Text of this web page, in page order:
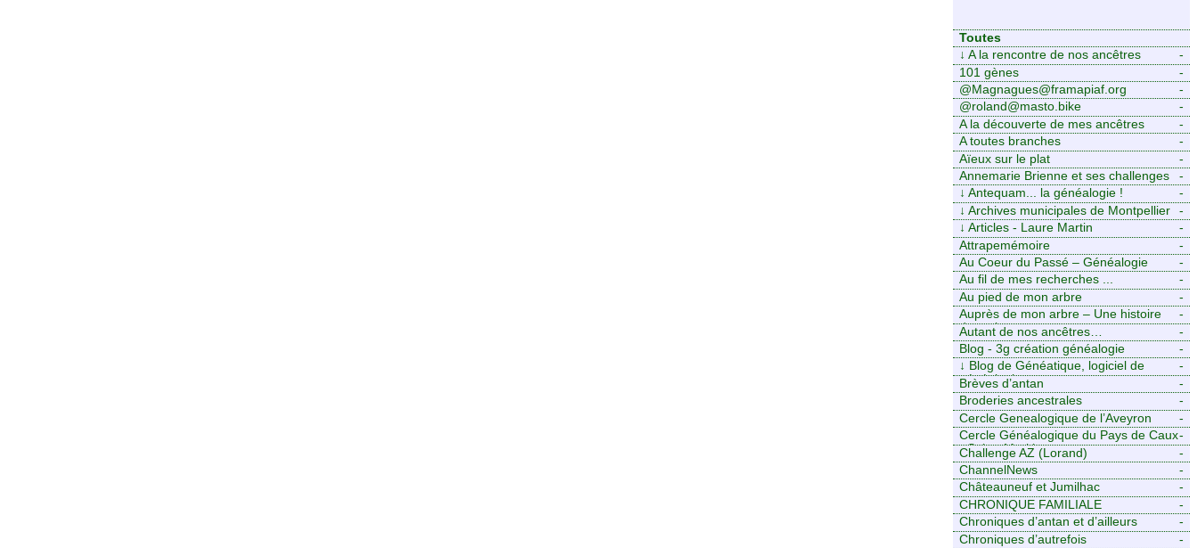
Toutes
-
↓ A la rencontre de nos ancêtres
-
101 gènes
-
@Magnagues@framapiaf.org
-
@roland@masto.bike
-
A la découverte de mes ancêtres
-
A toutes branches
-
Aïeux sur le plat
-
Annemarie Brienne et ses challenges
de A à Z
-
↓ Antequam... la généalogie !
-
↓ Archives municipales de Montpellier
-
↓ Articles - Laure Martin
-
Attrapemémoire
-
Au Coeur du Passé – Généalogie
Familiale
-
Au fil de mes recherches ...
-
Au pied de mon arbre
-
Auprès de mon arbre – Une histoire
de racines
-
Autant de nos ancêtres…
-
Blog - 3g création généalogie
-
↓ Blog de Généatique, logiciel de
généalogie
-
Brèves d’antan
-
Broderies ancestrales
-
Cercle Genealogique de l’Aveyron
-
Cercle Généalogique du Pays de Caux
- Seine-Maritime
-
Challenge AZ (Lorand)
-
ChannelNews
-
Châteauneuf et Jumilhac
-
CHRONIQUE FAMILIALE
-
Chroniques d’antan et d’ailleurs
-
Chroniques d’autrefois